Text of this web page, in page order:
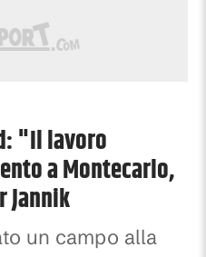
"Il lavoro
a Montecarlo,
Jannik
un campo alla